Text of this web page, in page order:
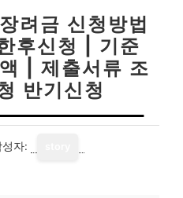
려금 신청방법
후신청 | 기준
| 제출서류 조
반기신청
성자: